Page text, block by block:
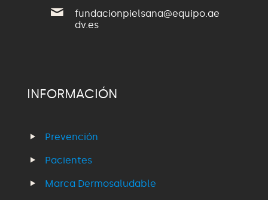
fundacionpielsana@equipo.ae
dv.es
INFORMACIÓN
Prevención
Pacientes
Marca Dermosaludable